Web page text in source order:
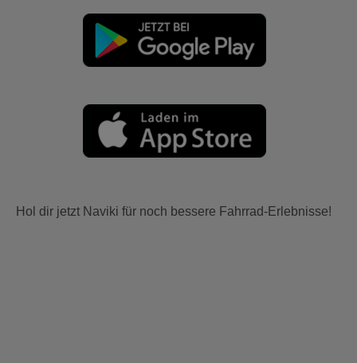
Hol dir jetzt Naviki für noch bessere Fahrrad-Erlebnisse!